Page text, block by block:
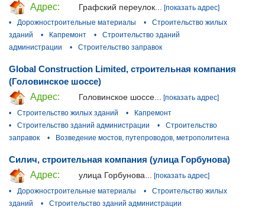
Адрес:
Графский переулок...
[показать адрес]
•
Дорожностроительные материалы •
Строительство жилых
зданий
• Капремонт •
Строительство зданий
администрации
• Строительство заправок
Global Construction Limited, строительная компания
(Головинское шоссе)
Адрес:
Головинское шоссе... [показать адрес]
•
Строительство жилых зданий •
Капремонт
•
Строительство зданий администрации •
Строительство
заправок
• Возведение мостов, путепроводов, метрополитена
Силич, строительная компания (улица Горбунова)
Адрес:
улица Горбунова...
[показать адрес]
•
Дорожностроительные материалы •
Строительство жилых
зданий
•
Строительство зданий администрации